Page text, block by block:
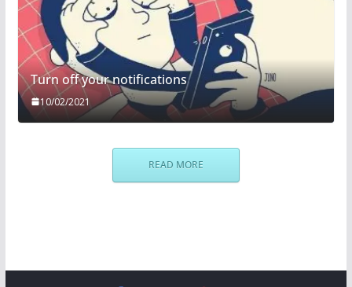
Turn off your notifications
10/02/2021
READ MORE